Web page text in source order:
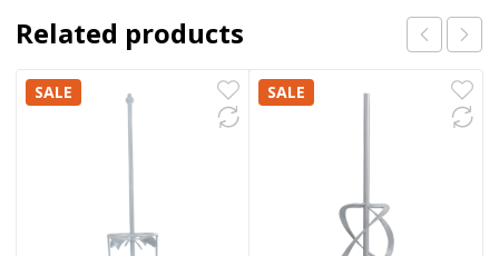
Related products
SALE SALE